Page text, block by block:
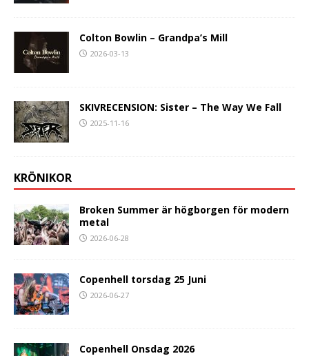
Colton Bowlin – Grandpa’s Mill
2026-03-13
SKIVRECENSION: Sister – The Way We Fall
2025-11-16
KRÖNIKOR
Broken Summer är högborgen för modern
metal
2026-06-28
Copenhell torsdag 25 Juni
2026-06-27
Copenhell Onsdag 2026